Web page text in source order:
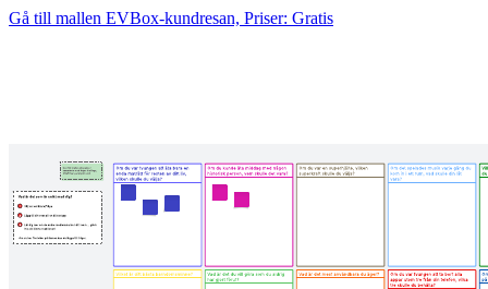
Gå till mallen EVBox-kundresan, Priser: Gratis